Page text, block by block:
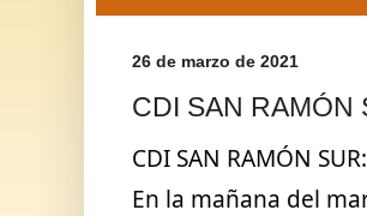
26 de marzo de 2021
CDI SAN RAMÓN
CDI SAN RAMÓN
En la mañana del